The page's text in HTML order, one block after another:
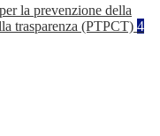
la prevenzione della
trasparenza (PTPCT) 4